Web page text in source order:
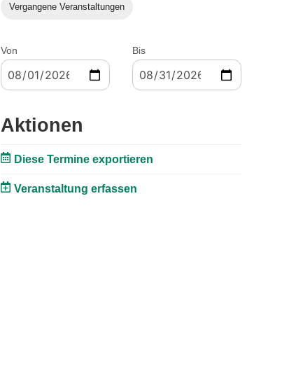
Vergangene Veranstaltungen
Von Bis
Aktionen
Diese Termine exportieren
Veranstaltung erfassen